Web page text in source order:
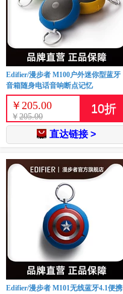
Edifier/漫步者 M100户外迷你型蓝牙
音箱随身电话音响断点记忆
￥ 205.00
￥ 205.00
10折
直达链接 >
Edifier/漫步者 M101无线蓝牙4.1便携